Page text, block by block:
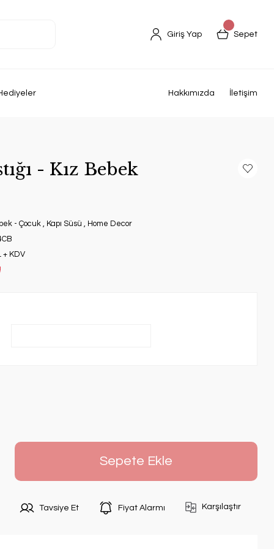
Giriş Yap Sepet
Hakkımızda İletişim
- Kız Bebek
- Çocuk , Kapı Süsü , Home Decor
+ KDV
Sepete Ekle
Tavsiye Et Fiyat Alarmı Karşılaştır